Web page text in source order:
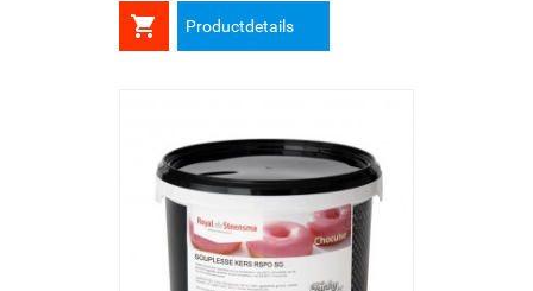
 Productdetails